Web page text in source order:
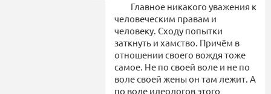
Главное никакого уважения к
человеческим правам и
человеку. Сходу попытки
заткнуть и хамство. Причём в
отношении своего вождя тоже
самое. Не по своей воле и не по
воле своей жены он там лежит. А
по воле идеологов этого